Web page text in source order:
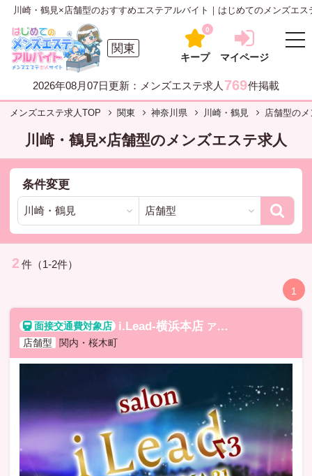
崎・鶴見×店舗型のおすすめエステアルバイト｜はじめてのメンズエステ
関東
キープ
0
マイページ
2026年08月07日更新：メンズエステ求人 769件掲載
メンズエステ求人TOP 関東 神奈川県 川崎・鶴見 店舗型の
川崎・鶴見×店舗型のメンズエステ求人
条件変更
2 件（1-2件）
1
i.Lead-横浜本店 アイリードヨコハマホンテン
店舗型
関内・桜木町